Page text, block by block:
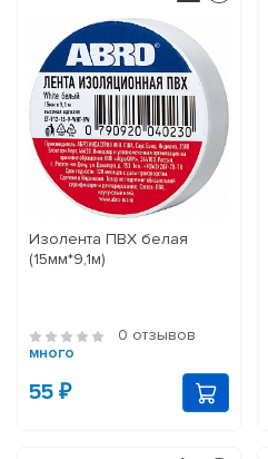
Изолента ПВХ белая
(15мм*9,1м)
0 отзывов
много
55 ₽